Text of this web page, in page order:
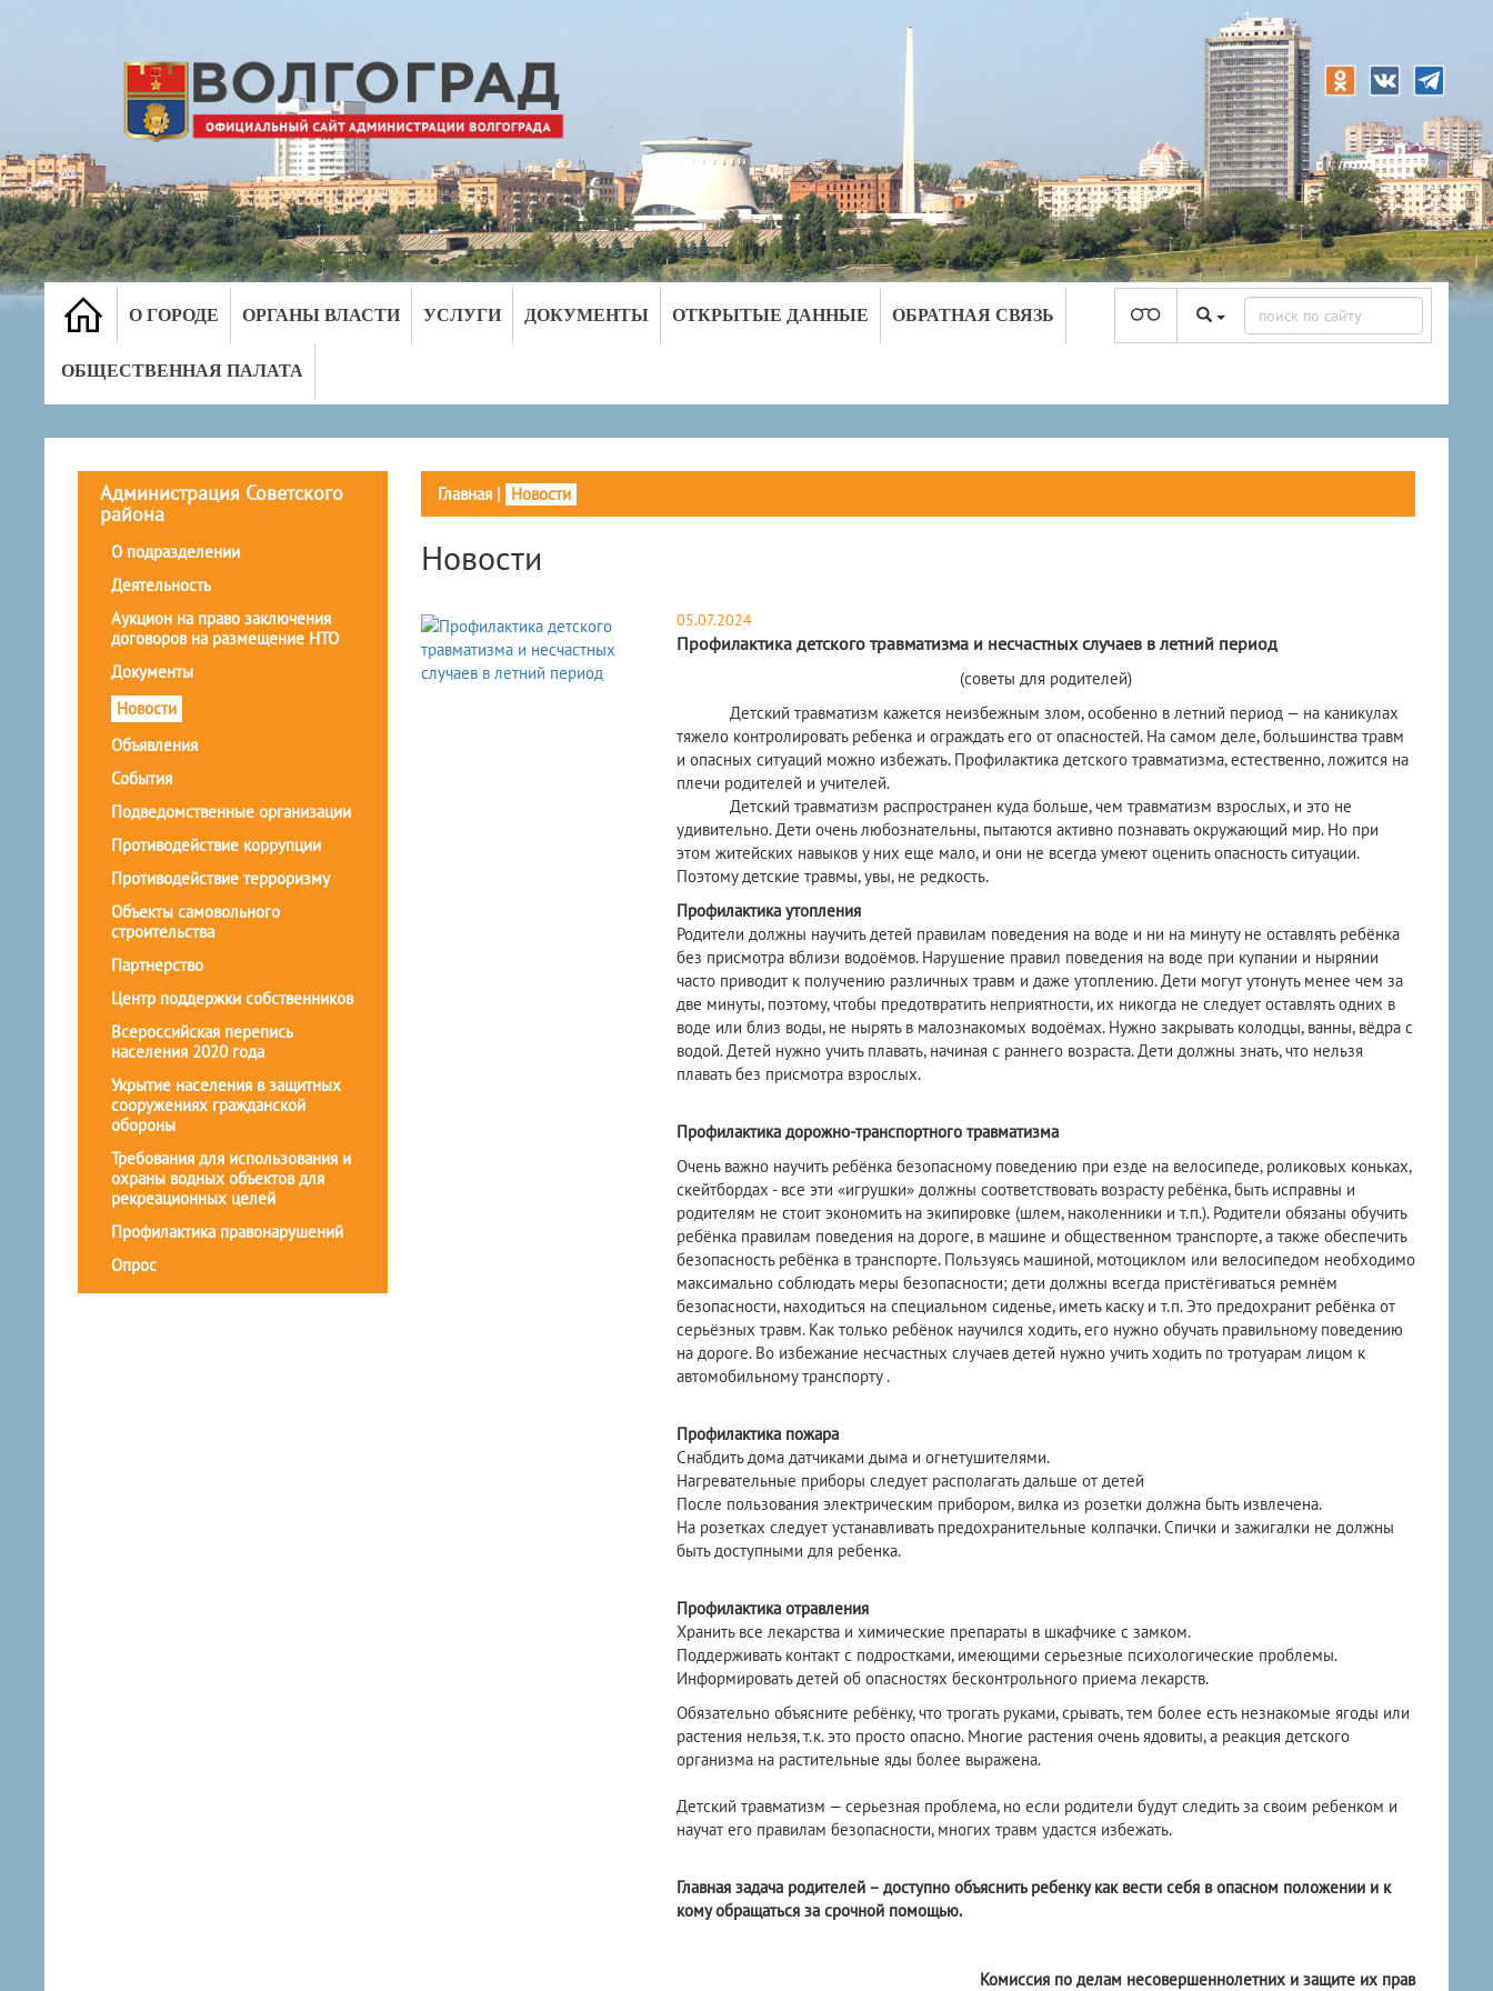
О ГОРОДЕ ОРГАНЫ ВЛАСТИ УСЛУГИ ДОКУМЕНТЫ ОТКРЫТЫЕ ДАННЫЕ ОБРАТНАЯ СВЯЗЬ
ОБЩЕСТВЕННАЯ ПАЛАТА
Администрация Советского
района
О подразделении
Деятельность
Аукцион на право заключения
договоров на размещение НТО
Документы
Новости
Объявления
События
Подведомственные организации
Противодействие коррупции
Противодействие терроризму
Объекты самовольного
строительства
Партнерство
Центр поддержки собственников
Всероссийская перепись
населения 2020 года
Укрытие населения в защитных
сооружениях гражданской
обороны
Требования для использования и
охраны водных объектов для
рекреационных целей
Профилактика правонарушений
Опрос
Главная| Новости
Новости
05.07.2024
Профилактика детского травматизма и несчастных случаев в летний период
(советы для родителей)
Детский травматизм кажется неизбежным злом, особенно в летний период — на каникулах
тяжело контролировать ребенка и ограждать его от опасностей. На самом деле, большинства травм
и опасных ситуаций можно избежать. Профилактика детского травматизма, естественно, ложится на
плечи родителей и учителей.
Детский травматизм распространен куда больше, чем травматизм взрослых, и это не
удивительно. Дети очень любознательны, пытаются активно познавать окружающий мир. Но при
этом житейских навыков у них еще мало, и они не всегда умеют оценить опасность ситуации.
Поэтому детские травмы, увы, не редкость.
Профилактика утопления
Родители должны научить детей правилам поведения на воде и ни на минуту не оставлять ребёнка
без присмотра вблизи водоёмов. Нарушение правил поведения на воде при купании и нырянии
часто приводит к получению различных травм и даже утоплению. Дети могут утонуть менее чем за
две минуты, поэтому, чтобы предотвратить неприятности, их никогда не следует оставлять одних в
воде или близ воды, не нырять в малознакомых водоёмах. Нужно закрывать колодцы, ванны, вёдра с
водой. Детей нужно учить плавать, начиная с раннего возраста. Дети должны знать, что нельзя
плавать без присмотра взрослых.
Профилактика дорожно-транспортного травматизма
Очень важно научить ребёнка безопасному поведению при езде на велосипеде, роликовых коньках,
скейтбордах - все эти «игрушки» должны соответствовать возрасту ребёнка, быть исправны и
родителям не стоит экономить на экипировке (шлем, наколенники и т.п.). Родители обязаны обучить
ребёнка правилам поведения на дороге, в машине и общественном транспорте, а также обеспечить
безопасность ребёнка в транспорте. Пользуясь машиной, мотоциклом или велосипедом необходимо
максимально соблюдать меры безопасности; дети должны всегда пристёгиваться ремнём
безопасности, находиться на специальном сиденье, иметь каску и т.п. Это предохранит ребёнка от
серьёзных травм. Как только ребёнок научился ходить, его нужно обучать правильному поведению
на дороге. Во избежание несчастных случаев детей нужно учить ходить по тротуарам лицом к
автомобильному транспорту .
Профилактика пожара
Снабдить дома датчиками дыма и огнетушителями.
Нагревательные приборы следует располагать дальше от детей
После пользования электрическим прибором, вилка из розетки должна быть извлечена.
На розетках следует устанавливать предохранительные колпачки. Спички и зажигалки не должны
быть доступными для ребенка.
Профилактика отравления
Хранить все лекарства и химические препараты в шкафчике с замком.
Поддерживать контакт с подростками, имеющими серьезные психологические проблемы.
Информировать детей об опасностях бесконтрольного приема лекарств.
Обязательно объясните ребёнку, что трогать руками, срывать, тем более есть незнакомые ягоды или
растения нельзя, т.к. это просто опасно. Многие растения очень ядовиты, а реакция детского
организма на растительные яды более выражена.
Детский травматизм — серьезная проблема, но если родители будут следить за своим ребенком и
научат его правилам безопасности, многих травм удастся избежать.
Главная задача родителей – доступно объяснить ребенку как вести себя в опасном положении и к
кому обращаться за срочной помощью.
Комиссия по делам несовершеннолетних и защите их прав